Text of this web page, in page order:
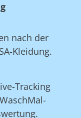
nach der
Kleidung.
Tracking